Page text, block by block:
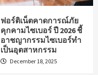
ฟอร์ติเน็ตคาดการณ์ภัย
คุกคามไซเบอร์ ปี 2026 ชี้
อาชญากรรมไซเบอร์ทำ
เป็นอุตสาหกรรม
December 18, 2025